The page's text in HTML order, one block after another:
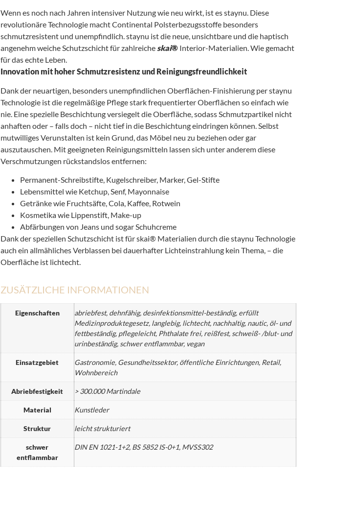
Wenn es noch nach Jahren intensiver Nutzung wie neu wirkt, ist es staynu. Diese
revolutionäre Technologie macht Continental Polsterbezugsstoffe besonders
schmutzresistent und unempfindlich. staynu ist die neue, unsichtbare und die haptisch
angenehm weiche Schutzschicht für zahlreicheskai®Interior-Materialien. Wie gemacht
für das echte Leben.
Innovation mit hoher Schmutzresistenz und Reinigungsfreundlichkeit
Dank der neuartigen, besonders unempfindlichen Oberflächen-Finishierung per staynu
Technologie ist die regelmäßige Pflege stark frequentierter Oberflächen so einfach wie
nie. Eine spezielle Beschichtung versiegelt die Oberfläche, sodass Schmutzpartikel nicht
anhaften oder – falls doch – nicht tief in die Beschichtung eindringen können. Selbst
mutwilliges Verunstalten ist kein Grund, das Möbel neu zu beziehen oder gar
auszutauschen. Mit geeigneten Reinigungsmitteln lassen sich unter anderem diese
Verschmutzungen rückstandslos entfernen:
Permanent-Schreibstifte, Kugelschreiber, Marker, Gel-Stifte
Lebensmittel wie Ketchup, Senf, Mayonnaise
Getränke wie Fruchtsäfte, Cola, Kaffee, Rotwein
Kosmetika wie Lippenstift, Make-up
Abfärbungen von Jeans und sogar Schuhcreme
Dank der speziellen Schutzschicht ist für skai® Materialien durch die staynu Technologie
auch ein allmähliches Verblassen bei dauerhafter Lichteinstrahlung kein Thema, – die
Oberfläche ist lichtecht.
ZUSÄTZLICHE INFORMATIONEN
Eigenschaften
abriebfest, dehnfähig, desinfektionsmittel-beständig, erfüllt
Medizinproduktegesetz, langlebig, lichtecht, nachhaltig, nautic, öl- und
fettbeständig, pflegeleicht, Phthalate frei, reißfest, schweiß- /blut- und
urinbeständig, schwer entflammbar, vegan
Einsatzgebiet
Gastronomie, Gesundheitssektor, öffentliche Einrichtungen, Retail,
Wohnbereich
Abriebfestigkeit > 300.000 Martindale
Material Kunstleder
Struktur leicht strukturiert
schwer
entflammbar
DIN EN 1021-1+2, BS 5852 IS-0+1, MVSS302